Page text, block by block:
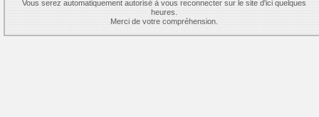
Vous serez automatiquement autorisé à vous reconnecter sur le site d'ici quelques
heures.
Merci de votre compréhension.